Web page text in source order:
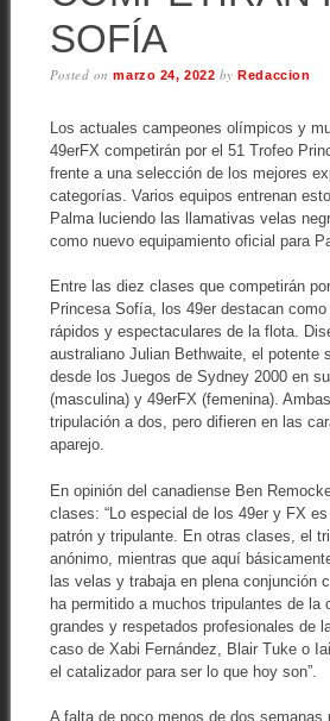
SOFÍA
Posted onmarzo 24, 2022 byRedaccion
Los actuales campeones olímpicos y
49erFX competirán por el 51 Trofeo
frente a una selección de los mejores
categorías. Varios equipos entrenan
Palma luciendo las llamativas velas
como nuevo equipamiento oficial para
Entre las diez clases que competirán
Princesa Sofía, los 49er destacan
rápidos y espectaculares de la flota.
australiano Julian Bethwaite, el potente
desde los Juegos de Sydney 2000 en
(masculina) y 49erFX (femenina).
tripulación a dos, pero difieren en las
aparejo.
En opinión del canadiense Ben
clases: “Lo especial de los 49er y FX
patrón y tripulante. En otras clases, el
anónimo, mientras que aquí
las velas y trabaja en plena conjunción
ha permitido a muchos tripulantes de la
grandes y respetados profesionales de
caso de Xabi Fernández, Blair Tuke o
el catalizador para ser lo que hoy son”.
A falta de poco menos de dos semanas